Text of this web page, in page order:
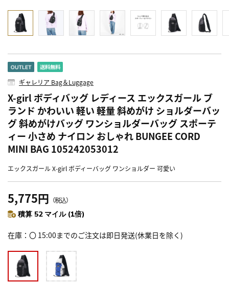
ギャレリア Bag＆Luggage
X-girl ボディバッグ レディース エックスガール ブ
ランド かわいい 軽い 軽量 斜めがけ ショルダーバッ
グ 斜めがけバッグ ワンショルダーバッグ スポーテ
ィー 小さめ ナイロン おしゃれ BUNGEE CORD
MINI BAG 105242053012
エックスガール X-girl ボディーバッグ ワンショルダー 可愛い
5,775円 （税込）
積算 52 マイル (1倍)
在庫 〇 15:00までのご注文は即日発送(休業日を除く)